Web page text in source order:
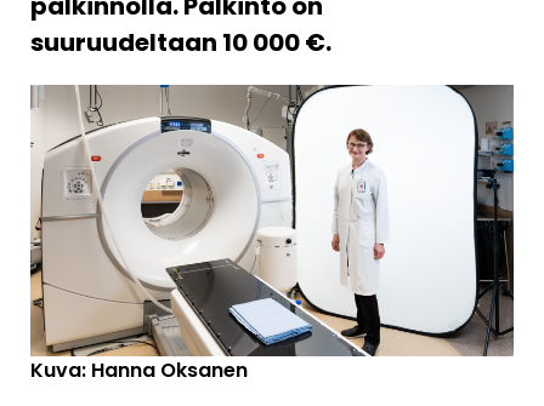
suuruudeltaan 10 000 €.
Kuva: Hanna Oksanen